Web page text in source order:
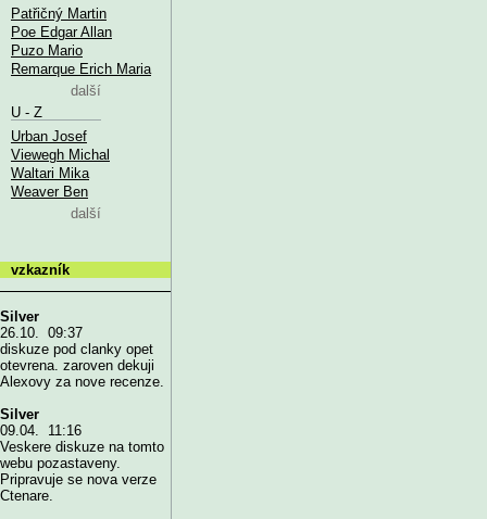
Patřičný Martin
Poe Edgar Allan
Puzo Mario
Remarque Erich Maria
další
U - Z
Urban Josef
Viewegh Michal
Waltari Mika
Weaver Ben
další
vzkazník
Silver
26.10. 09:37
diskuze pod clanky opet
otevrena. zaroven dekuji
Alexovy za nove recenze.
Silver
09.04. 11:16
Veskere diskuze na tomto
webu pozastaveny.
Pripravuje se nova verze
Ctenare.